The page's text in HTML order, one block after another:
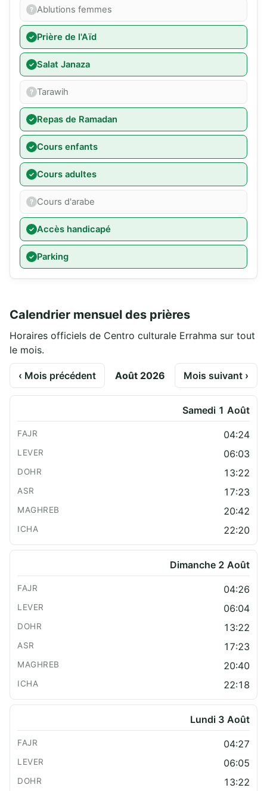
Ablutions femmes
Prière de l'Aïd
Salat Janaza
Tarawih
Repas de Ramadan
Cours enfants
Cours adultes
Cours d'arabe
Accès handicapé
Parking
Calendrier mensuel des prières
Horaires officiels de Centro culturale Errahma sur tout
le mois.
‹ Mois précédent Août 2026 Mois suivant ›
Samedi 1 Août
04:24
06:03
13:22
17:23
20:42
22:20
Dimanche 2 Août
04:26
06:04
13:22
17:23
20:40
22:18
Lundi 3 Août
04:27
06:05
13:22